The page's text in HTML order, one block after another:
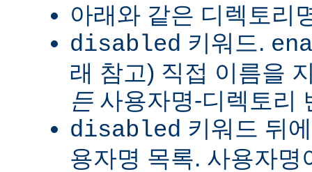
아래와 같은 디렉토리
disabled 키워드.
래 참고) 직접 이름을
든사용자명-디렉토리
disabled 키워드 뒤
용자명 목록. 사용자